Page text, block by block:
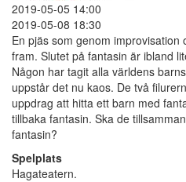
2019-05-05 14:00
2019-05-08 18:30
En pjäs som genom
fram. Slutet på fantasin är ibland
Någon har tagit alla världens
uppstår det nu kaos. De två
uppdrag att hitta ett barn med
tillbaka fantasin. Ska de
fantasin?
Spelplats
Hagateatern.